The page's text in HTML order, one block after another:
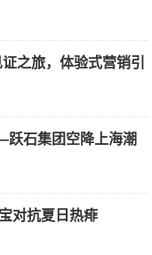
之旅，体验式营销引
石集团空降上海潮
对抗夏日热痱